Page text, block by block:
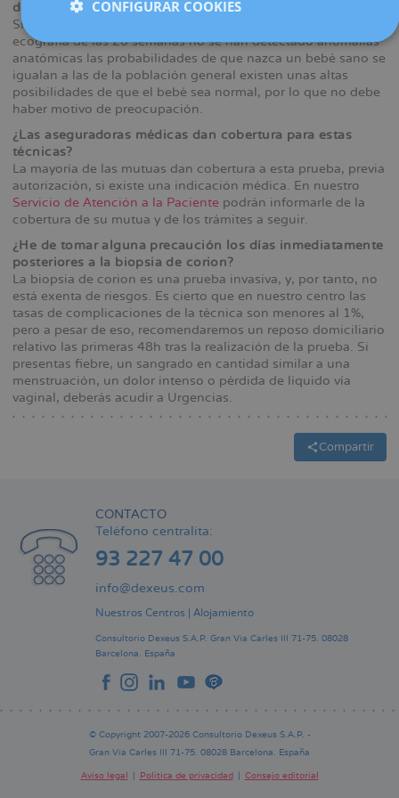
de la biopsia corial haya sido normal?
Si el estudio genético practicado ha resultado normal y en la
ecografía de las 20 semanas no se han detectado anomalías
anatómicas las probabilidades de que nazca un bebé sano se
igualan a las de la población general existen unas altas
posibilidades de que el bebé sea normal, por lo que no debe
haber motivo de preocupación.
¿Las aseguradoras médicas dan cobertura para estas
técnicas?
La mayoría de las mutuas dan cobertura a esta prueba, previa
autorización, si existe una indicación médica. En nuestro
Servicio de Atención a la Paciente podrán informarle de la
cobertura de su mutua y de los trámites a seguir.
¿He de tomar alguna precaución los días inmediatamente
posteriores a la biopsia de corion?
La biopsia de corion es una prueba invasiva, y, por tanto, no
está exenta de riesgos. Es cierto que en nuestro centro las
tasas de complicaciones de la técnica son menores al 1%,
pero a pesar de eso, recomendaremos un reposo domiciliario
relativo las primeras 48h tras la realización de la prueba. Si
presentas fiebre, un sangrado en cantidad similar a una
menstruación, un dolor intenso o pérdida de líquido vía
vaginal, deberás acudir a Urgencias.
Compartir
CONTACTO
Teléfono centralita:
93 227 47 00
info@dexeus.com
Nuestros Centros Alojamiento
Consultorio Dexeus S.A.P. Gran Via Carles III 71-75. 08028
Barcelona. España
© Copyright 2007-2026 Consultorio Dexeus S.A.P. -
Gran Via Carles III 71-75. 08028 Barcelona. España
Aviso legal Política de privacidad Consejo editorial
CONFIGURAR COOKIES